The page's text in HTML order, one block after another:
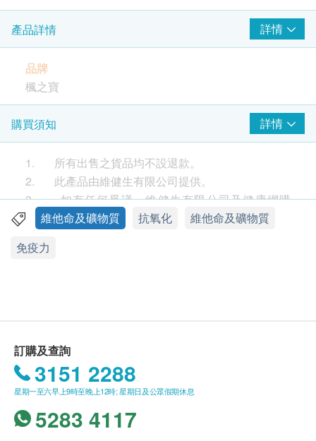
產品詳情 詳情
品牌
楓之寶
產地
美國
包裝
75片
特性及功效
- 含33種重要元素，包括多種維他命及礦物質，具成
每日服一至兩次，每次一片；用膳時服
注意事項
如對本產品任何成份過敏，請勿服用。
購買須知 詳情
1. 所有出售之貨品均不設退款。
2. 此產品由維健生有限公司提供。
3. 如有任何爭議，維健生有限公司及健康網購
health.ESDlife保留最終決議權。
1. 購買
平"
2. 我們將於確定訂單後5-7個工作天內安排發貨。
3. 不排除運送時間會因節日而有所影響。當八號
烈風訊號懸掛或黑色暴雨警告生效時，送貨服務時間
將會延遲。
維他命及礦物質 抗氧化
維他命及礦物質
免疫力
訂購及查詢
3151 2288
星期一至六早上9時至晚上12時; 星期日及公眾假期休息
5283 4117